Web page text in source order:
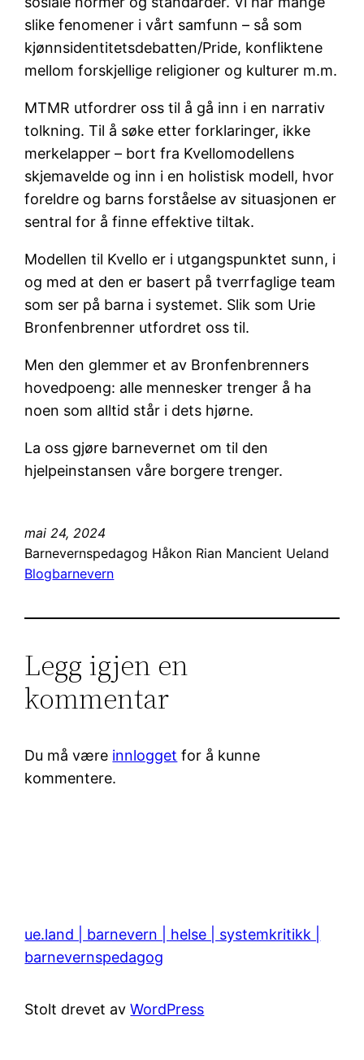
slike fenomener i vårt samfunn – så som
kjønnsidentitetsdebatten/Pride, konfliktene
mellom forskjellige religioner og kulturer m.m.
MTMR utfordrer oss til å gå inn i en narrativ
tolkning. Til å søke etter forklaringer, ikke
merkelapper – bort fra Kvellomodellens
skjemavelde og inn i en holistisk modell, hvor
foreldre og barns forståelse av situasjonen er
sentral for å finne effektive tiltak.
Modellen til Kvello er i utgangspunktet sunn, i
og med at den er basert på tverrfaglige team
som ser på barna i systemet. Slik som Urie
Bronfenbrenner utfordret oss til.
Men den glemmer et av Bronfenbrenners
hovedpoeng: alle mennesker trenger å ha
noen som alltid står i dets hjørne.
La oss gjøre barnevernet om til den
hjelpeinstansen våre borgere trenger.
mai 24, 2024
Barnevernspedagog Håkon Rian Mancient Ueland
Blogbarnevern
Legg igjen en
kommentar
Du må være innlogget for å kunne
kommentere.
ue.land | barnevern | helse | systemkritikk |
barnevernspedagog
Stolt drevet avWordPress